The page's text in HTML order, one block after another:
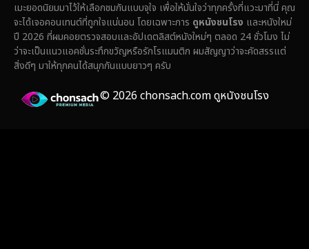
Fantasy จินตนาการ (329)
Fiction (14)
Gothic
เมะยอดนิยมมาไว้ให้เลือกชมกันแบบจุใจ เพื่อให้มั่นใจว่าทุกครั้งที่แวะมาที่นี่ คุณ
จะได้เจอคอนเทนต์ที่ถูกใจแน่นอน โดยเฉพาะการ ดูหนังชนโรง และหนังใหม่
ปี 2026 ที่ผมคอยตรวจสอบและอัปเดตลิสต์หนังใหม่ๆ ตลอด 24 ชั่วโมง ไม่
ว่าจะเป็นแนวแอคชั่นระทึกขวัญหรือรักโรแมนติก ผมสัญญาว่าจะคัดสรรแต่
สิ่งดีๆ มาให้ทุกคนได้สนุกกันแบบยาวๆ ครับ
© 2026 chonsach.com ดูหนังชนโรง